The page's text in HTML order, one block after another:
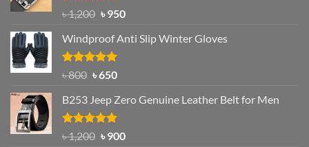
Rated4.92
out of 5
৳1,200 Original
was:
৳ 1,200.
৳950Current
is:
Windproof Anti Slip Winter Gloves
Rated4.97
৳800 Original
was:
৳ 800.
৳650Current
is:
৳ 650.
B253 Jeep Zero Genuine Leather Belt for Men
Rated5.00
৳1,200 Original
৳900Current